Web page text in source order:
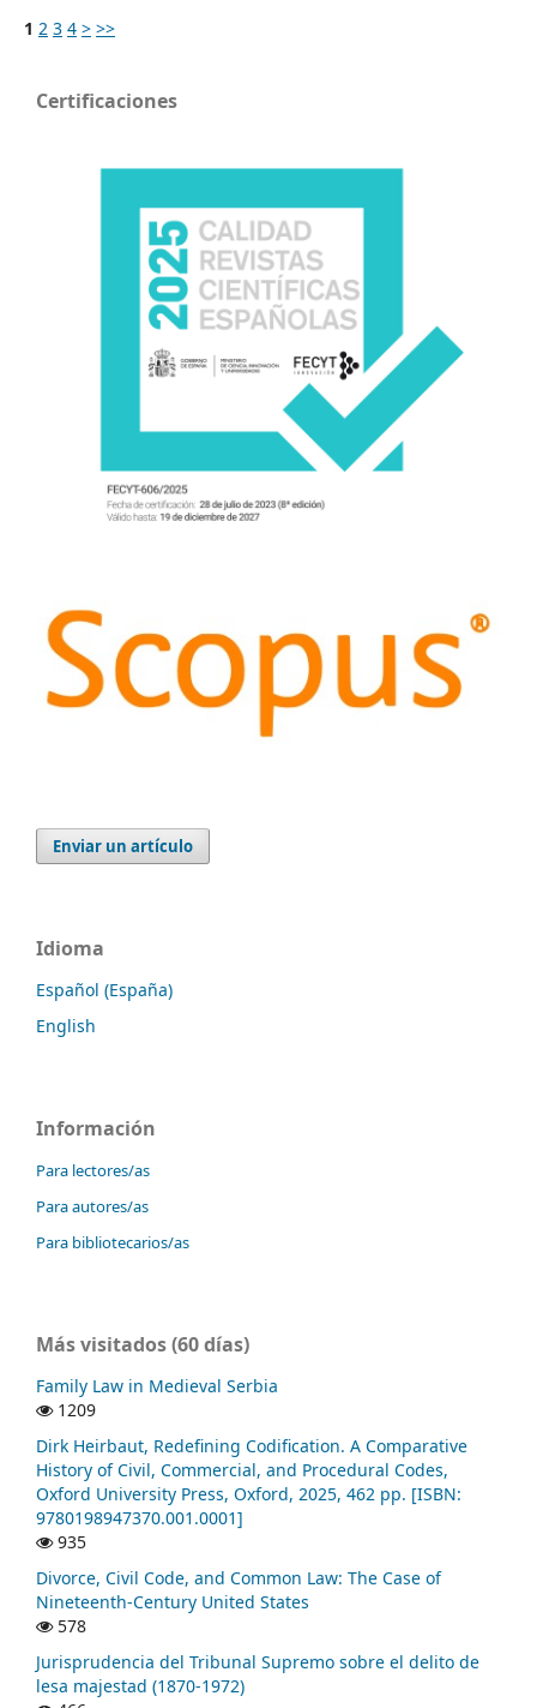
1 2 3 4 > >>
Certificaciones
Enviar un artículo
Idioma
Español (España)
English
Información
Para lectores/as
Para autores/as
Para bibliotecarios/as
Más visitados (60 días)
Family Law in Medieval Serbia
1209
Dirk Heirbaut, Redefining Codification. A Comparative
History of Civil, Commercial, and Procedural Codes,
Oxford University Press, Oxford, 2025, 462 pp. [ISBN:
9780198947370.001.0001]
935
Divorce, Civil Code, and Common Law: The Case of
Nineteenth-Century United States
578
Jurisprudencia del Tribunal Supremo sobre el delito de
lesa majestad (1870-1972)